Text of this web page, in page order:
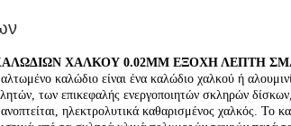
ΧΑΛΚΟΥ 0.02MM ΕΞΟΧΗ ΛΕΠΤΗ
καλώδιο είναι ένα καλώδιο χαλκού ή
των επικεφαλής ενεργοποιητών σκληρών
ηλεκτρολυτικά καθαρισμένος χαλκός. Το